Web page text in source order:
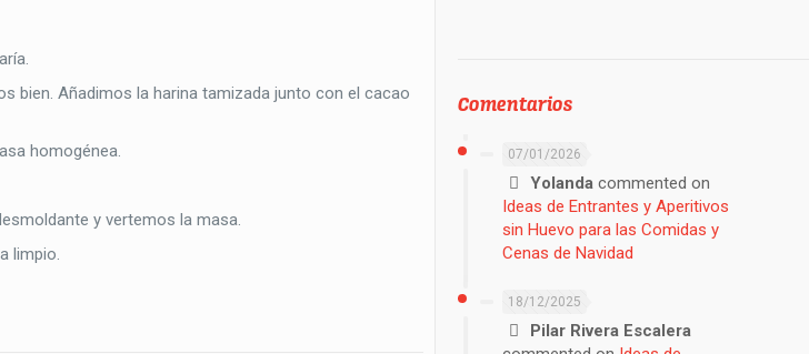
bien. Añadimos la harina tamizada junto con el cacao
homogénea.
y vertemos la masa.
limpio.
Comentarios
07/01/2026
Yolandacommented on
Ideas de Entrantes y Aperitivos
sin Huevo para las Comidas y
Cenas de Navidad
18/12/2025
Pilar Rivera Escalera